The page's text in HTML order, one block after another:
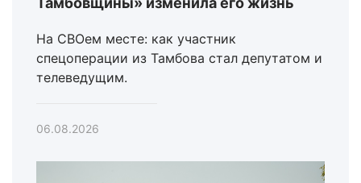
На СВОем месте: как участник
спецоперации из Тамбова стал депутатом и
телеведущим.
06.08.2026